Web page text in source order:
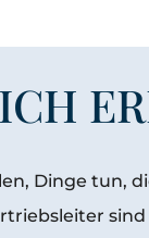
Dinge tun,